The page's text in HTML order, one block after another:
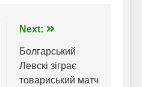
Next:
Болгарський
Левскі зіграє
товариський матч